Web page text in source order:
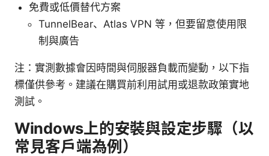
免費或低價替代方案
TunnelBear、Atlas VPN 等，但要留意使用限
制與廣告
注：實測數據會因時間與伺服器負載而變動，以下指
標僅供參考。建議在購買前利用試用或退款政策實地
測試。
Windows上的安裝與設定步驟（以
常見客戶端為例）